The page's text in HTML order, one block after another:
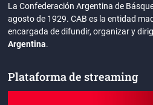
La Confederación Argentina de
agosto de 1929. CAB es la entidad
encargada de difundir, organizar y
Argentina.
Plataforma de streaming